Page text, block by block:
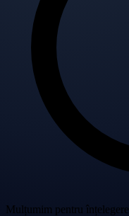
Mulțumim pentru înțelegere